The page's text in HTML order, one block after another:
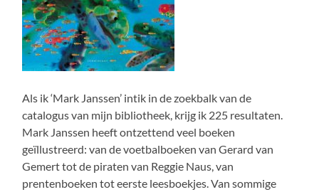
Als ik ‘Mark Janssen’ intik in de zoekbalk van de
catalogus van mijn bibliotheek, krijg ik 225 resultaten.
Mark Janssen heeft ontzettend veel boeken
geïllustreerd: van de voetbalboeken van Gerard van
Gemert tot de piraten van Reggie Naus, van
prentenboeken tot eerste leesboekjes. Van sommige